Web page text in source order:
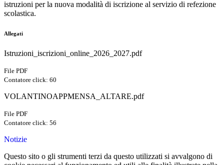
istruzioni per la nuova modalità di iscrizione al servizio di refezione
scolastica.
Allegati
Istruzioni_iscrizioni_online_2026_2027.pdf
File PDF
Contatore click: 60
VOLANTINOAPPMENSA_ALTARE.pdf
File PDF
Contatore click: 56
Notizie
Questo sito o gli strumenti terzi da questo utilizzati si avvalgono di